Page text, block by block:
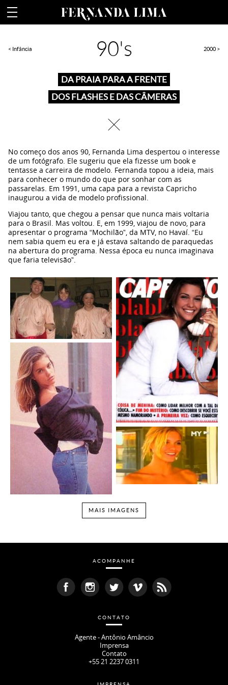
Infância 90's 2000
DA PRAIA PARA A FRENTE
DOS FLASHES E DAS CÂMERAS
No começo dos anos 90, Fernanda Lima despertou o interesse
de um fotógrafo. Ele sugeriu que ela fizesse um book e
tentasse a carreira de modelo. Fernanda topou a ideia, mais
para conhecer o mundo do que por sonhar com as
passarelas. Em 1991, uma capa para a revista Capricho
inaugurou a vida de modelo profissional.
Viajou tanto, que chegou a pensar que nunca mais voltaria
para o Brasil. Mas voltou. E, em 1999, viajou de novo, para
apresentar o programa “Mochilão”, da MTV, no Havaí. “Eu
nem sabia quem eu era e já estava saltando de paraquedas
na abertura do programa. Nessa época eu nunca imaginava
que faria televisão”.
MAIS IMAGENS
ACOMPANHE
CONTATO
Agente - Antônio Amâncio
Imprensa
Contato
+55 21 2237 0311